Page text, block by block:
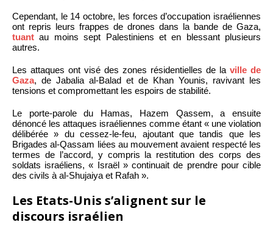
Cependant, le 14 octobre, les forces d’occupation israéliennes
ont repris leurs frappes de drones dans la bande de Gaza,
tuant au moins sept Palestiniens et en blessant plusieurs
autres.
Les attaques ont visé des zones résidentielles de la ville de
Gaza, de Jabalia al-Balad et de Khan Younis, ravivant les
tensions et compromettant les espoirs de stabilité.
Le porte-parole du Hamas, Hazem Qassem, a ensuite
dénoncé les attaques israéliennes comme étant « une violation
délibérée » du cessez-le-feu, ajoutant que tandis que les
Brigades al-Qassam liées au mouvement avaient respecté les
termes de l’accord, y compris la restitution des corps des
soldats israéliens, « Israël » continuait de prendre pour cible
des civils à al-Shujaiya et Rafah ».
Les Etats-Unis s’alignent sur le
discours israélien